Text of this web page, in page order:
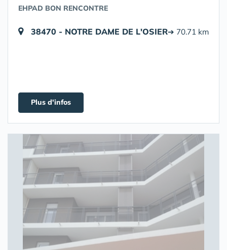
EHPAD BON RENCONTRE
38470 - NOTRE DAME DE L'OSIER➔ 70.71 km
Plus d'infos